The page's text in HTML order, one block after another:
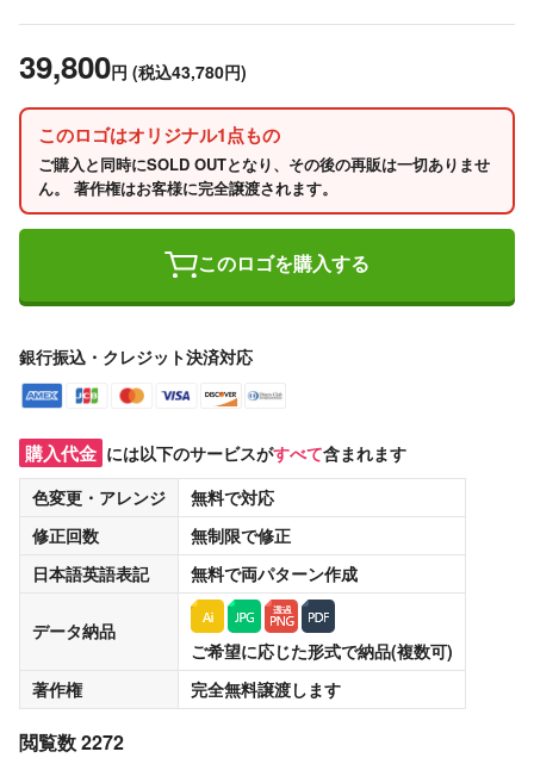
39,800円 (税込43,780円)
このロゴはオリジナル1点もの
ご購入と同時にSOLD OUTとなり、その後の再販は一切ありませ
ん。 著作権はお客様に完全譲渡されます。
このロゴを購入する
銀行振込・クレジット決済対応
購入代金 には以下のサービスがすべて含まれます
色変更・アレンジ
無料で対応
修正回数
無制限で修正
日本語英語表記
無料で両パターン作成
データ納品
ご希望に応じた形式で納品(複数可)
著作権
完全無料譲渡します
閲覧数 2272